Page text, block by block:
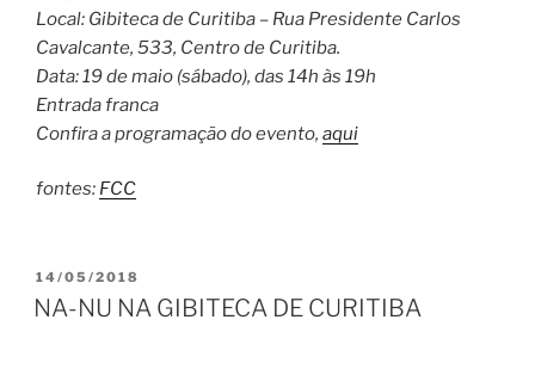
Local: Gibiteca de Curitiba – Rua Presidente Carlos
Cavalcante, 533, Centro de Curitiba.
Data: 19 de maio (sábado), das 14h às 19h
Entrada franca
Confira a programação do evento, aqui
fontes: FCC
PUBLICADO
EM
14/05/2018
NA-NU NA GIBITECA DE CURITIBA